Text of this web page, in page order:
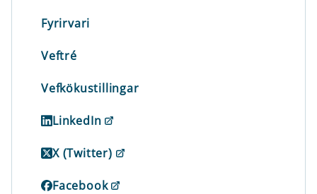
Fyrirvari
Veftré
Vefkökustillingar
LinkedIn
X (Twitter)
Facebook